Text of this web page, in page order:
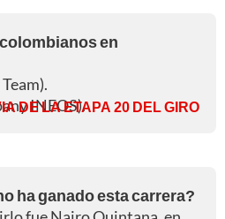
en
INEOS).
DE LA ETAPA 20 DEL GIRO
ha ganado esta carrera?